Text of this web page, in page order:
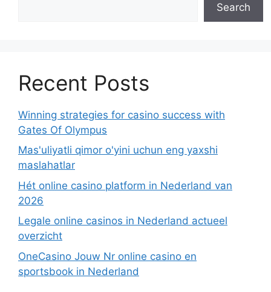
Search
Recent Posts
Winning strategies for casino success with
Gates Of Olympus
Mas'uliyatli qimor o'yini uchun eng yaxshi
maslahatlar
Hét online casino platform in Nederland van
2026
Legale online casinos in Nederland actueel
overzicht
OneCasino Jouw Nr online casino en
sportsbook in Nederland